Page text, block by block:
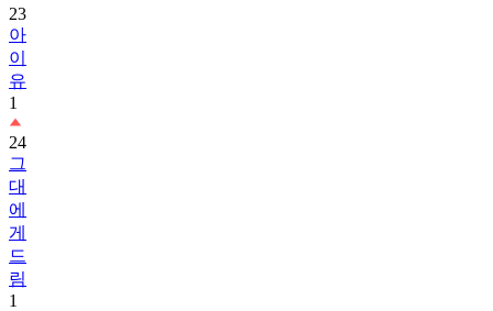
23
아
이
유
1
24
그
대
에
게
드
림
1